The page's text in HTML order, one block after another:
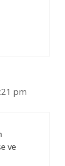
pm
ve